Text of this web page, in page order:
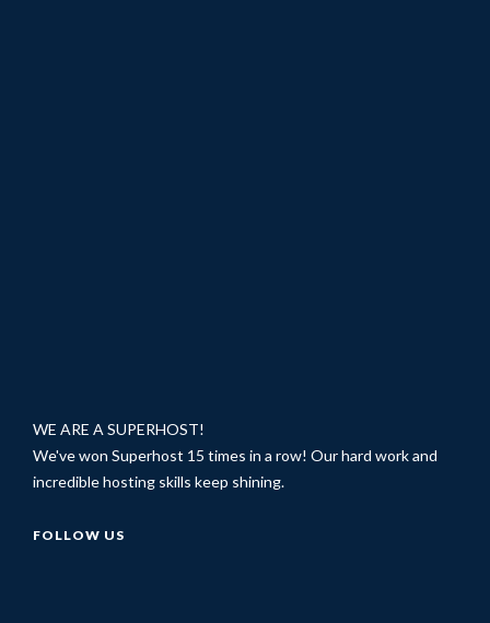
WE ARE A SUPERHOST!
We've won Superhost 15 times in a row! Our hard work and
incredible hosting skills keep shining.
FOLLOW US